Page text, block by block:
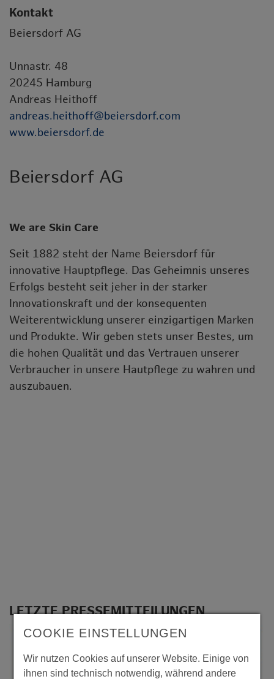
COOKIE EINSTELLUNGEN
Wir nutzen Cookies auf unserer Website. Einige von
ihnen sind technisch notwendig, während andere
Beiersdorf AG
We are Skin Care
Seit 1882 steht der Name Beiersdorf für
innovative Hauptpflege. Das Geheimnis unseres
Erfolgs besteht seit jeher in der starker
Innovationskraft und der konsequenten
Weiterentwicklung unserer einzigartigen Marken
und Produkte. Wir geben stets unser Bestes, um
die hohen Qualität und das Vertrauen unserer
Verbraucher in unsere Hautpflege zu wahren und
auszubauen.
Kontakt
Beiersdorf AG
Unnastr. 48
20245 Hamburg
Andreas Heithoff
andreas.heithoff@beiersdorf.com
www.beiersdorf.de
LETZTE PRESSEMITTEILUNGEN
SEP